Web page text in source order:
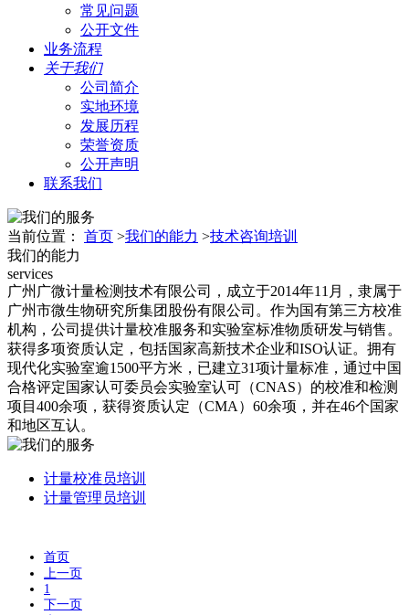
常见问题
公开文件
业务流程
关于我们
公司简介
实地环境
发展历程
荣誉资质
公开声明
联系我们
当前位置： 首页 >我们的能力 >技术咨询培训
我们的能力
services
广州广微计量检测技术有限公司，成立于2014年11月，隶属于
广州市微生物研究所集团股份有限公司。作为国有第三方校准
机构，公司提供计量校准服务和实验室标准物质研发与销售。
获得多项资质认定，包括国家高新技术企业和ISO认证。拥有
现代化实验室逾1500平方米，已建立31项计量标准，通过中国
合格评定国家认可委员会实验室认可（CNAS）的校准和检测
项目400余项，获得资质认定（CMA）60余项，并在46个国家
和地区互认。
计量校准员培训
计量管理员培训
首页
上一页
1
下一页